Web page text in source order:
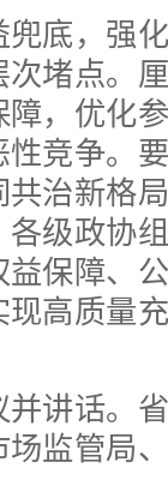
底，强化
堵点。
，优化
竞争。
治新格
级政协
保障、
高质量
讲话。省
监管局